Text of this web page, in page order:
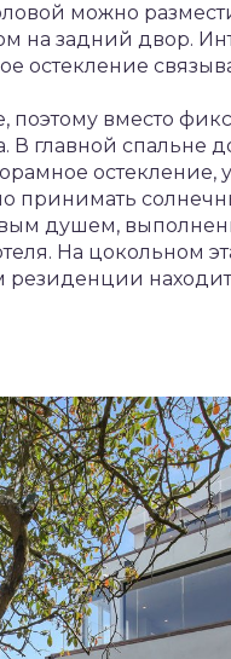
можно
на задний двор.
остекление
поэтому вместо
главной спальне
принимать
душем,
На цокольном
резиденции